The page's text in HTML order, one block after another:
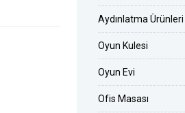
Aydınlatma Ürünleri
Oyun Kulesi
Oyun Evi
Ofis Masası